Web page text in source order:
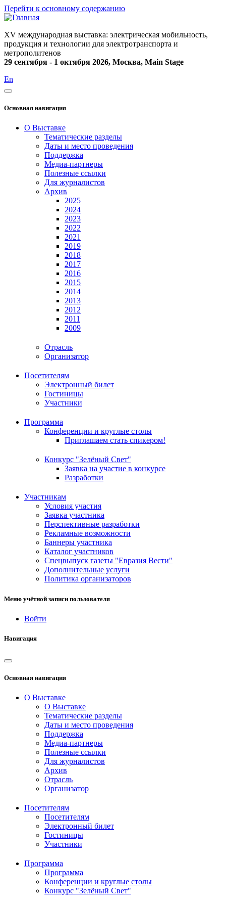
Перейти к основному содержанию
XV международная выставка: электрическая мобильность,
продукция и технологии для электротранспорта и
метрополитенов
29 сентября - 1 октября 2026, Москва, Main Stage
En
Основная навигация
О Выставке
Тематические разделы
Даты и место проведения
Поддержка
Медиа-партнеры
Полезные ссылки
Для журналистов
Архив
2025
2024
2023
2022
2021
2019
2018
2017
2016
2015
2014
2013
2012
2011
2009
Отрасль
Организатор
Посетителям
Электронный билет
Гостиницы
Участники
Программа
Конференции и круглые столы
Приглашаем стать спикером!
Конкурс "Зелёный Свет"
Заявка на участие в конкурсе
Разработки
Участникам
Условия участия
Заявка участника
Перспективные разработки
Рекламные возможности
Баннеры участника
Каталог участников
Спецвыпуск газеты "Евразия Вести"
Дополнительные услуги
Политика организаторов
Меню учётной записи пользователя
Войти
Навигация
Основная навигация
О Выставке
О Выставке
Тематические разделы
Даты и место проведения
Поддержка
Медиа-партнеры
Полезные ссылки
Для журналистов
Архив
Отрасль
Организатор
Посетителям
Посетителям
Электронный билет
Гостиницы
Участники
Программа
Программа
Конференции и круглые столы
Конкурс "Зелёный Свет"